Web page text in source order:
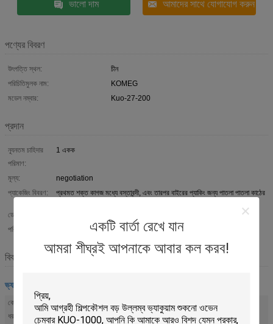
একটি বার্তা রেখে যান
আমরা শীঘ্রই আপনাকে আবার কল করব!
ভালো দাম আমাদের সাথে যোগাযোগ করুন
পণ্যের বিবরণ
উৎপত্তি স্থল:
চীন
পরিচিতিমুলক নাম:
KOMEG
মডেল নম্বার:
Kuo-27-200
প্রদান
ন্যূনতম চাহিদার
পরিমাণ:
1 একক
মূল্য:
negotiation
প্যাকেজিং বিবরণ:
প্রথমত শক্ত কাগজ মধ্যে বস্তাবন্দী, এবং তারপর বাইরের প্যাকিং জন্য পাতলা পাতলা কাঠের
ডেলিভারি সময়:
পরিশোধের শর্ত:
টি / টি / সি, ডি / এ, ডি / পি, টি / টি, ওয়েস্টার্ন ইউনিয়ন, মানিগ্রাম, নগদ, এসক্রো
বিবরণ
ভ্যাকুয়াম শুকানোর চুলা
কোমেগ ব্র্যান্ড ভ্যাকুয়াম চেম্বারের
ধরন:
টেস্ট শর্ত সন্তোষজনক